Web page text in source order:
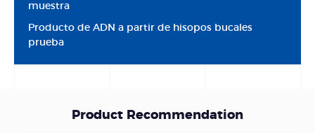
muestra
Producto de
prueba
ADN a partir de hisopos bucales
Product Recommendation